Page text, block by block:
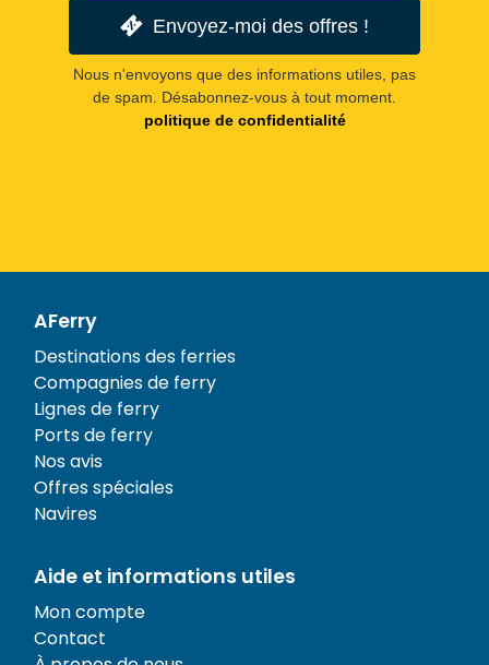
Envoyez-moi des offres !
Nous n'envoyons que des informations utiles, pas
de spam. Désabonnez-vous à tout moment.
politique de confidentialité
AFerry
Destinations des ferries
Compagnies de ferry
Lignes de ferry
Ports de ferry
Nos avis
Offres spéciales
Navires
Aide et informations utiles
Mon compte
Contact